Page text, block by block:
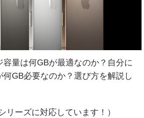
容量は何GBが最適なのか？自分に
何GB必要なのか？選び方を解説し
リーズに対応しています！）